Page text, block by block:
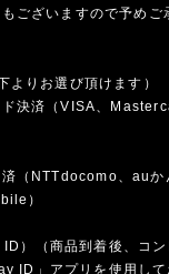
ございますので予め
よりお選び頂けます）
ド決済（VISA、
済（NTTdocomo、au
）
ID）（商品到着後、コ
ID」アプリを使用し